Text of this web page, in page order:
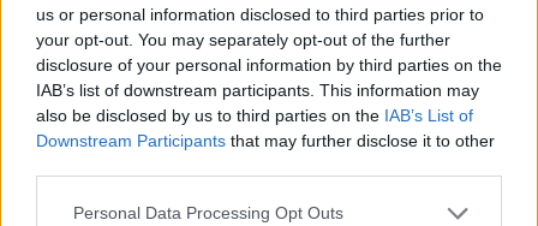
us or personal information disclosed to third parties prior to
your opt-out. You may separately opt-out of the further
disclosure of your personal information by third parties on the
IAB’s list of downstream participants. This information may
also be disclosed by us to third parties on the IAB’s List of
Downstream Participants that may further disclose it to other
Personal Data Processing Opt Outs